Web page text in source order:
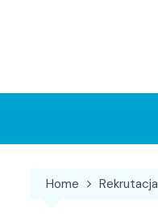
Home Rekrutacja